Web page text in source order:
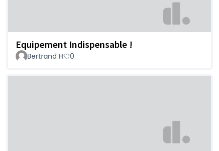
Equipement Indispensable !
Bertrand H 0